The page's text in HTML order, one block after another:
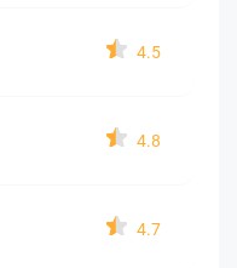
4.5
4.8
4.7